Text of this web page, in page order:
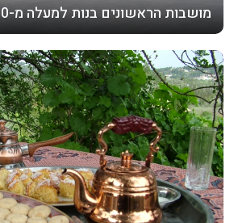
מושבות הראשונים בנות למעלה מ-100 שנים